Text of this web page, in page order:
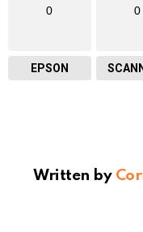
0
EPSON
0
Written by